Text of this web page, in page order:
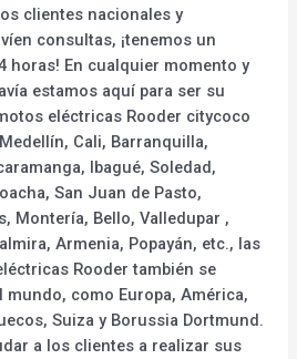
clientes nacionales y
consultas, ¡tenemos un
horas! En cualquier momento y
estamos aquí para ser su
eléctricas Rooder citycoco
Cali, Barranquilla,
Ibagué, Soledad,
San Juan de Pasto,
Montería, Bello, Valledupar ,
Armenia, Popayán, etc., las
Rooder también se
como Europa, América,
Suiza y Borussia Dortmund.
a los clientes a realizar sus